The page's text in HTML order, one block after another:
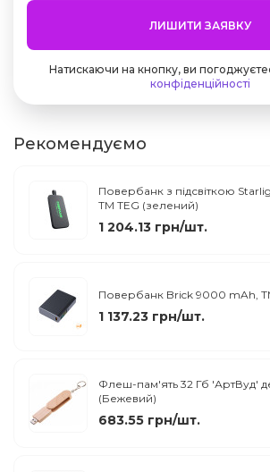
ЛИШИТИ ЗАЯВКУ
Натискаючи на кнопку, ви
конфіденційності
Рекомендуємо
Повербанк з підсвіткою
ТМ TEG (зелений)
1 204.13 грн/шт.
Повербанк Brick 9000 mAh,
1 137.23 грн/шт.
Флеш-пам'ять 32 Гб 'АртВуд'
(Бежевий)
683.55 грн/шт.